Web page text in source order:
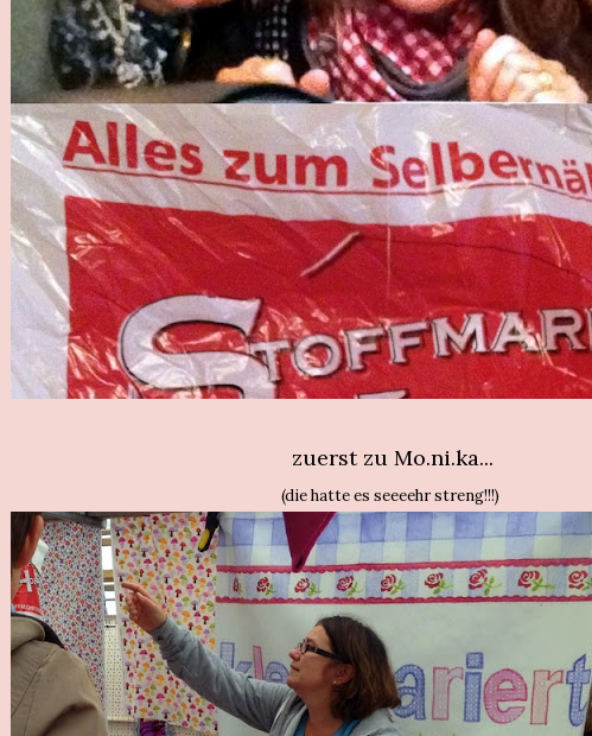
zuerst zu Mo.ni.ka...
(die hatte es seeeehr streng!!!)